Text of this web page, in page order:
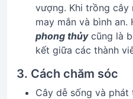
vượng. Khi trồng cây
may mắn và bình an.
phong thủycũng là
kết giữa các thành
3. Cách chăm sóc
Cây dễ sống và phát